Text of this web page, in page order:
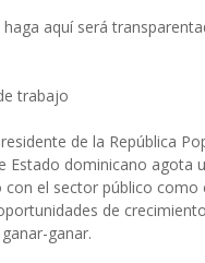
aquí será
trabajo
de la República
Estado dominicano agota
el sector público como
de
ganar.